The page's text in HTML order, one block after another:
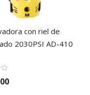
con riel de
2030PSI AD-410